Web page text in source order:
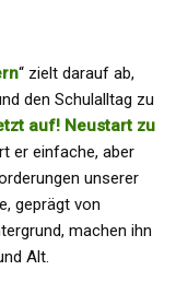
“ zielt darauf ab,
den Schulalltag zu
auf! Neustart zu
er einfache, aber
unserer
geprägt von
machen ihn
Alt.